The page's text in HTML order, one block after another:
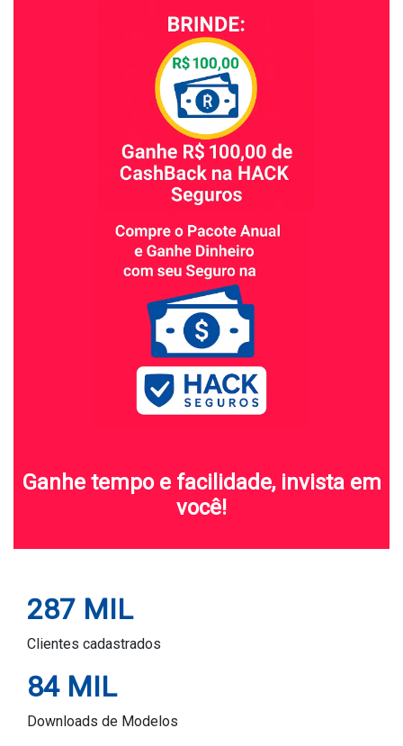
Ganhe tempo e facilidade, invista em
você!
287 MIL
Clientes cadastrados
84 MIL
Downloads de Modelos